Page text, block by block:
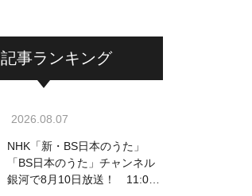
記事ランキング
2026.08.07
NHK「新・BS日本のうた」
「BS日本のうた」チャンネル
銀河で8月10日放送！ 11:00